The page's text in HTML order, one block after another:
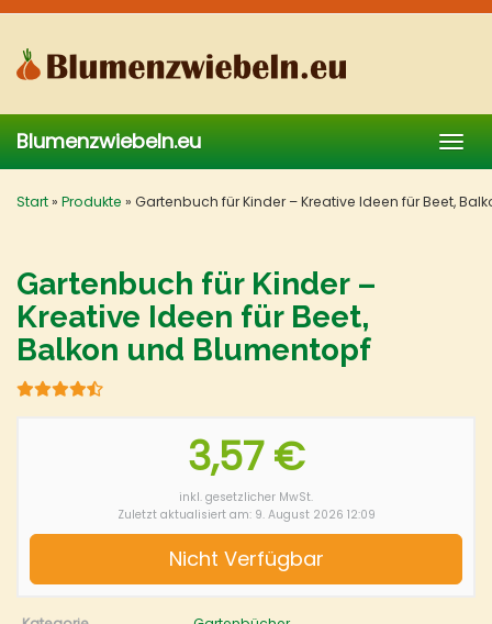
Skip
main
content
Blumenzwiebeln.eu
Start» Produkte » Gartenbuch für Kinder – Kreative Ideen für Beet,
Gartenbuch für Kinder –
Kreative Ideen für Beet,
Balkon und Blumentopf
3,57 €
inkl. gesetzlicher MwSt.
Zuletzt aktualisiert am: 9. August 2026 12:09
Nicht Verfügbar